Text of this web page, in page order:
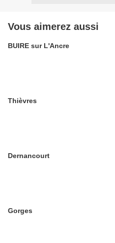
Vous aimerez aussi
BUIRE sur L'Ancre
Thièvres
Dernancourt
Gorges